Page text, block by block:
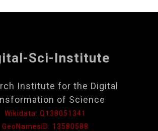
Sci-Institute
Institute for the Digital
of Science
Wikidata: Q138051341
GeoNamesID: 13580588